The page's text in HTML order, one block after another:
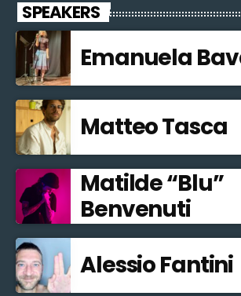
SPEAKERS
Emanuela
Matteo Tasca
Matilde “Blu”
Benvenuti
Alessio Fantini